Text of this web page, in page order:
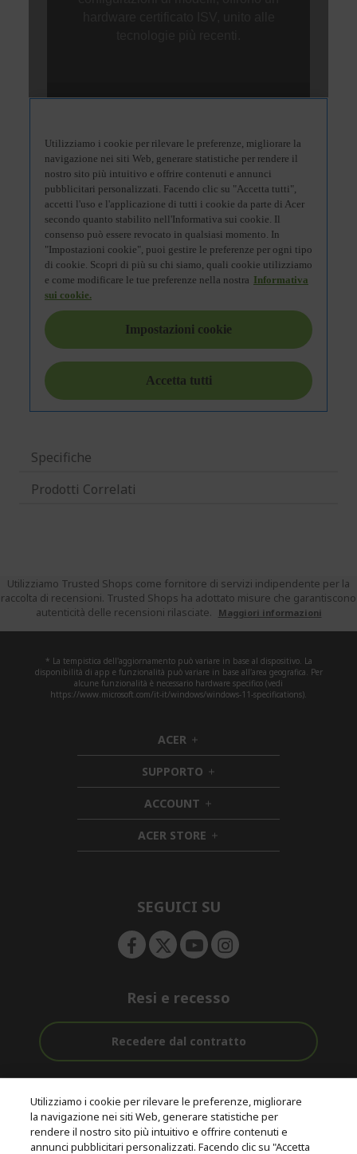
Specifiche
Prodotti Correlati
Utilizziamo Trusted Shops come fornitore di servizi indipendente per la
raccolta di recensioni. Trusted Shops ha adottato misure che garantiscono
autenticità delle recensioni rilasciate.
Maggiori informazioni
* La tempistica dell'aggiornamento può variare in base al dispositivo. La
disponibilità di app e funzionalità può variare in base all'area geografica. Per
alcune funzionalità è necessario hardware specifico (vedi
https://www.microsoft.com/it-it/windows/windows-11-specifications).
ACER h
i
d
d
e
n
SUPPORTO h
i
d
d
e
n
ACCOUNT h
i
d
d
ACER STORE h
i
e
SEGUICI SU
Resi e recesso
Recedere dal contratto
Gratuita
Assistenza
pre e post
acquisto
Con 0% Di
Tasso
D'interesse
© 2026 Acer Inc.
Utilizziamo i cookie per rilevare le preferenze, migliorare
la navigazione nei siti Web, generare statistiche per
rendere il nostro sito più intuitivo e offrire contenuti e
annunci pubblicitari personalizzati. Facendo clic su "Accetta